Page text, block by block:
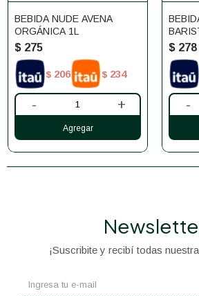
BEBIDA NUDE AVENA
ORGÁNICA 1L
$ 275
$ 206 $ 234
- +
$ 278
-
¡Suscribite y recibí todas